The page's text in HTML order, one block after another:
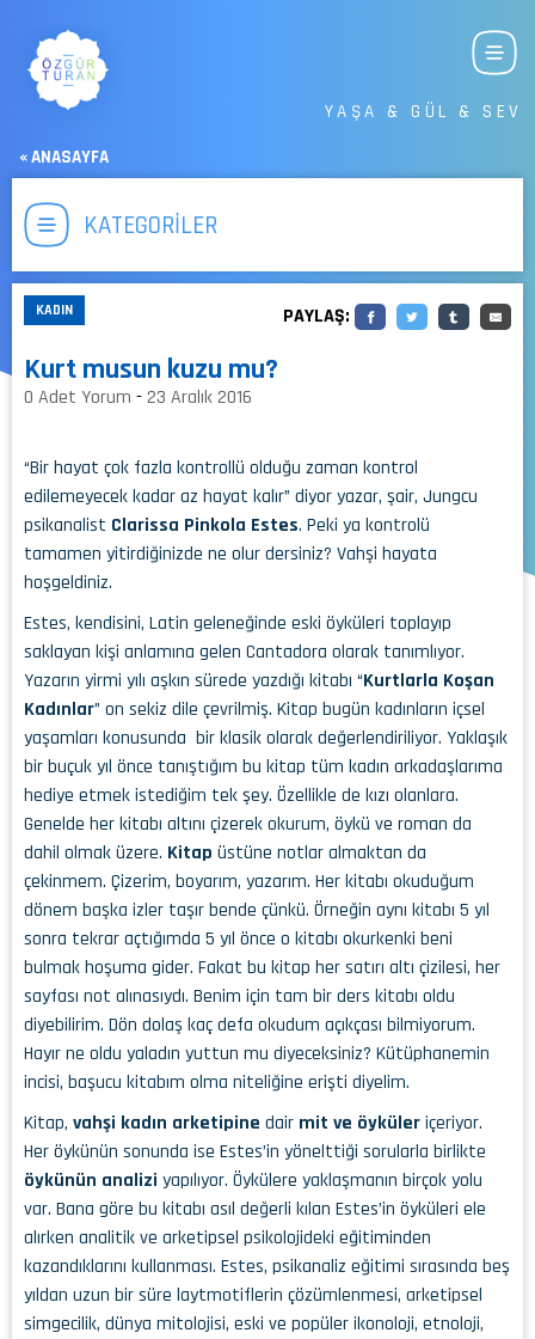
YAŞA & GÜL & SEV
« ANASAYFA
KATEGORİLER
KADIN PAYLAŞ:
Kurt musun kuzu mu?
0 Adet Yorum -23 Aralık 2016
“Bir hayat çok fazla kontrollü olduğu zaman kontrol
edilemeyecek kadar az hayat kalır” diyor yazar, şair, Jungcu
psikanalist Clarissa Pinkola Estes. Peki ya kontrolü
tamamen yitirdiğinizde ne olur dersiniz? Vahşi hayata
hoşgeldiniz.
Estes, kendisini, Latin geleneğinde eski öyküleri toplayıp
saklayan kişi anlamına gelen Cantadora olarak tanımlıyor.
Yazarın yirmi yılı aşkın sürede yazdığı kitabı “Kurtlarla Koşan
Kadınlar” on sekiz dile çevrilmiş. Kitap bugün kadınların içsel
yaşamları konusunda bir klasik olarak değerlendiriliyor. Yaklaşık
bir buçuk yıl önce tanıştığım bu kitap tüm kadın arkadaşlarıma
hediye etmek istediğim tek şey. Özellikle de kızı olanlara.
Genelde her kitabı altını çizerek okurum, öykü ve roman da
dahil olmak üzere. Kitap üstüne notlar almaktan da
çekinmem. Çizerim, boyarım, yazarım. Her kitabı okuduğum
dönem başka izler taşır bende çünkü. Örneğin aynı kitabı 5 yıl
sonra tekrar açtığımda 5 yıl önce o kitabı okurkenki beni
bulmak hoşuma gider. Fakat bu kitap her satırı altı çizilesi, her
sayfası not alınasıydı. Benim için tam bir ders kitabı oldu
diyebilirim. Dön dolaş kaç defa okudum açıkçası bilmiyorum.
Hayır ne oldu yaladın yuttun mu diyeceksiniz? Kütüphanemin
incisi, başucu kitabım olma niteliğine erişti diyelim.
Kitap, vahşi kadın arketipine dair mit ve öyküleriçeriyor.
Her öykünün sonunda ise Estes’in yönelttiği sorularla birlikte
öykünün analizi yapılıyor. Öykülere yaklaşmanın birçok yolu
var. Bana göre bu kitabı asıl değerli kılan Estes’in öyküleri ele
alırken analitik ve arketipsel psikolojideki eğitiminden
kazandıklarını kullanması. Estes, psikanaliz eğitimi sırasında beş
yıldan uzun bir süre laytmotiflerin çözümlenmesi, arketipsel
simgecilik, dünya mitolojisi, eski ve popüler ikonoloji, etnoloji,